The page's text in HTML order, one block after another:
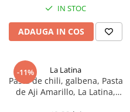
IN STOC
ADAUGA IN COS
-11% La Latina
Pasta de chili, galbena, Pasta
de Aji Amarillo, La Latina,